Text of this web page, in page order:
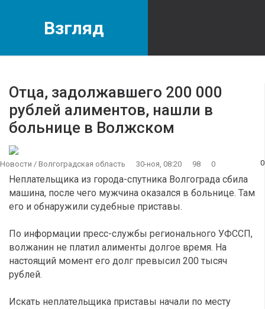
Взгляд
Отца, задолжавшего 200 000
рублей алиментов, нашли в
больнице в Волжском
Новости / Волгоградская область 30-ноя, 08:20 98 0 0
Неплательщика из города-спутника Волгограда сбила
машина, после чего мужчина оказался в больнице. Там
его и обнаружили судебные приставы.
По информации пресс-службы регионального УФССП,
волжанин не платил алименты долгое время. На
настоящий момент его долг превысил 200 тысяч
рублей.
Искать неплательщика приставы начали по месту